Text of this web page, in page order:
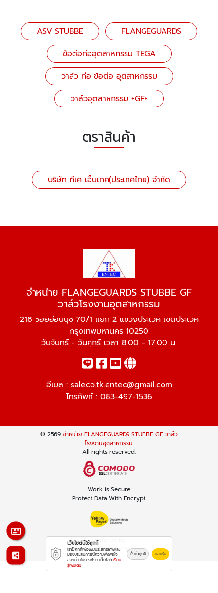
ASV STUBBE
FLANGEGUARDS
ข้อต่อท่ออุตสาหกรรม TEGA
วาล์ว ท่อ ข้อต่อ อุตสาหกรรม
วาล์วอุตสาหกรรม +GF+
ตราสินค้า
บริษัท ทีเค เอ็นเทค(ประเทศไทย) จำกัด
จำหน่าย FLANGEGUARDS STUBBE GF
วาล์วโรงงานอุตสาหกรรม
218 ซอยอ่อนนุช 70/1 แยก 2 แขวงประเวศ เขตประเวศ
กรุงเทพมหานคร 10250
วันจันทร์ - วันศุกร์ เวลา 8.00 - 17.00 น.
อีเมล : saleco.tk.entec@gmail.com
โทรศัพท์ : 083-497-1536
© 2569 จำหน่าย FLANGEGUARDS STUBBE GF วาล์ว
โรงงานอุตสาหกรรม
All rights reserved.
Work is Secure
Protect Data With Encrypt
Powered By
Thailand YellowPages
เว็บไซต์นี้ใช้คุกกี้
เราใช้คุกกี้เพื่อเพิ่มประสิทธิภาพและ
มอบประสบการณ์ความพึงพอใจ
ของท่านในการใช้งานเว็บไซต์ เรียน
รู้เพิ่มเติม
ตั้งค่าคุกกี้ ยอมรับ